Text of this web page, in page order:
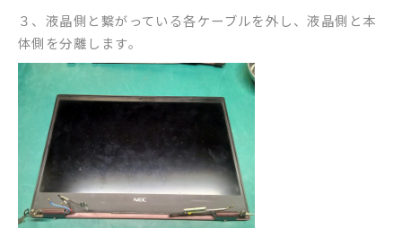
３、液晶側と繋がっている各ケーブルを外し、液晶側と本
体側を分離します。